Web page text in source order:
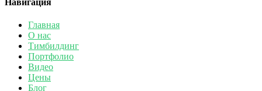
Главная
О нас
Тимбилдинг
Портфолио
Видео
Цены
Блог